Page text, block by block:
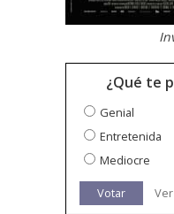
¿Qué te
Genial
Entretenida
Mediocre
Votar